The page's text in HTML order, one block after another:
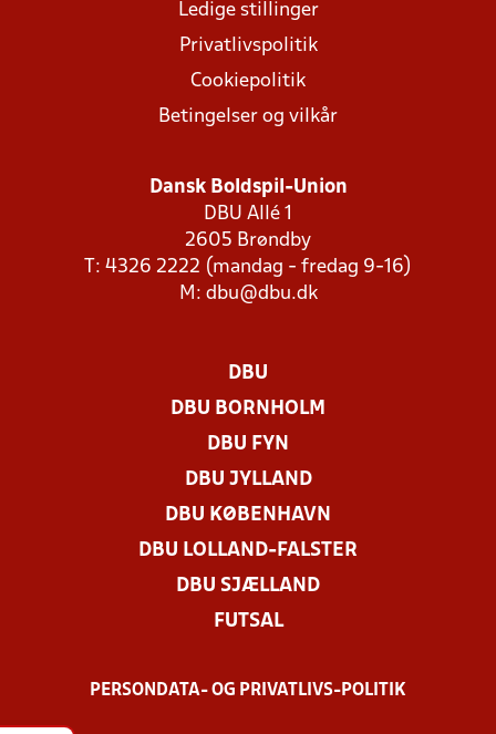
Ledige stillinger
Privatlivspolitik
Cookiepolitik
Betingelser og vilkår
Dansk Boldspil-Union
DBU Allé 1
2605 Brøndby
T: 4326 2222 (mandag - fredag 9-16)
M: dbu@dbu.dk
DBU
DBU BORNHOLM
DBU FYN
DBU JYLLAND
DBU KØBENHAVN
DBU LOLLAND-FALSTER
DBU SJÆLLAND
FUTSAL
PERSONDATA- OG PRIVATLIVS-POLITIK